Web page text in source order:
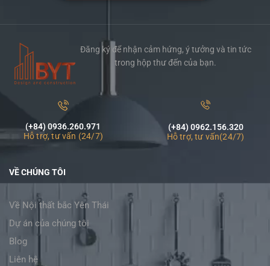
Đăng ký để nhận cảm hứng, ý tưởng và tin tức
trong hộp thư đến của bạn.
(+84) 0936.260.971
Hỗ trợ, tư vấn (24/7)
(+84) 0962.156.320
Hỗ trợ, tư vấn(24/7)
VỀ CHÚNG TÔI
Về Nội thất bắc Yên Thái
Dự án của chúng tôi
Blog
Liên hệ